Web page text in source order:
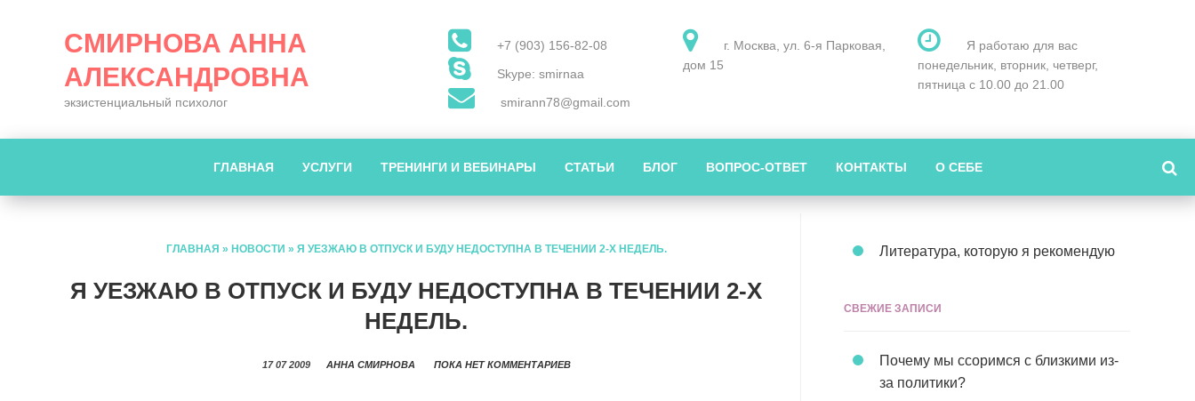
СМИРНОВА АННА
АЛЕКСАНДРОВНА
экзистенциальный психолог
Я работаю для вас
понедельник, вторник, четверг,
пятница с 10.00 до 21.00
г. Москва, ул. 6-я Парковая,
дом 15
+7 (903) 156-82-08
Skype: smirnaa
smirann78@gmail.com
ГЛАВНАЯ УСЛУГИ ТРЕНИНГИ И ВЕБИНАРЫ СТАТЬИ БЛОГ ВОПРОС-ОТВЕТ КОНТАКТЫ О СЕБЕ
ГЛАВНАЯ » НОВОСТИ » Я УЕЗЖАЮ В ОТПУСК И БУДУ НЕДОСТУПНА В ТЕЧЕНИИ 2-Х НЕДЕЛЬ.
Я УЕЗЖАЮ В ОТПУСК И БУДУ НЕДОСТУПНА В ТЕЧЕНИИ 2-Х
НЕДЕЛЬ.
17 07 2009 АННА СМИРНОВА ПОКА НЕТ КОММЕНТАРИЕВ
Литература, которую я рекомендую
СВЕЖИЕ ЗАПИСИ
Почему мы ссоримся с близкими из-
за политики?